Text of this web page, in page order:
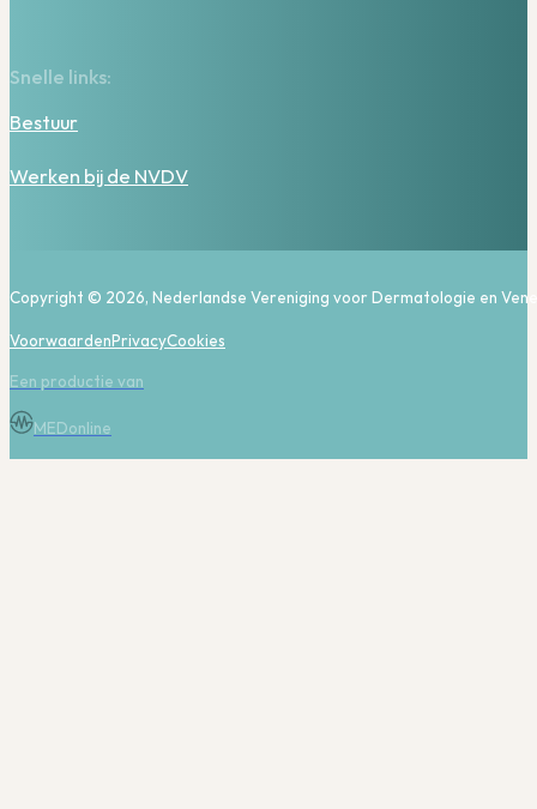
Snelle links:
Bestuur
Werken bij de NVDV
Copyright © 2026, Nederlandse Vereniging voor Dermatologie en
VoorwaardenPrivacyCookies
Een productie van
MEDonline